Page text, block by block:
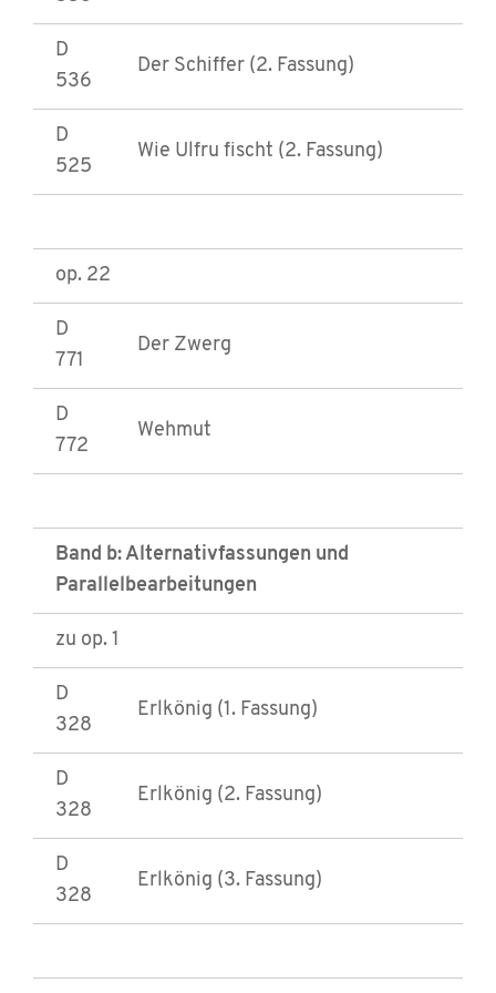
D
536
Der Schiffer (2. Fassung)
D
525
Wie Ulfru fischt (2. Fassung)
op. 22
D
771
Der Zwerg
D
772
Wehmut
Band b: Alternativfassungen und
Parallelbearbeitungen
zu op. 1
D
328
Erlkönig (1. Fassung)
D
328
Erlkönig (2. Fassung)
D
328
Erlkönig (3. Fassung)